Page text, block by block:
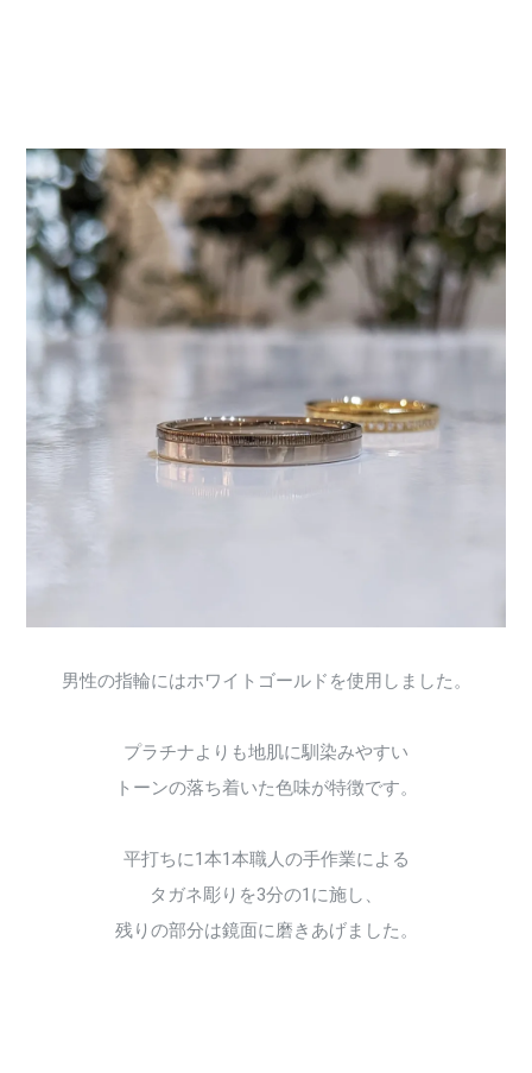
男性の指輪にはホワイトゴールドを使用しました。
プラチナよりも地肌に馴染みやすい
トーンの落ち着いた色味が特徴です。
平打ちに1本1本職人の手作業による
タガネ彫りを3分の1に施し、
残りの部分は鏡面に磨きあげました。